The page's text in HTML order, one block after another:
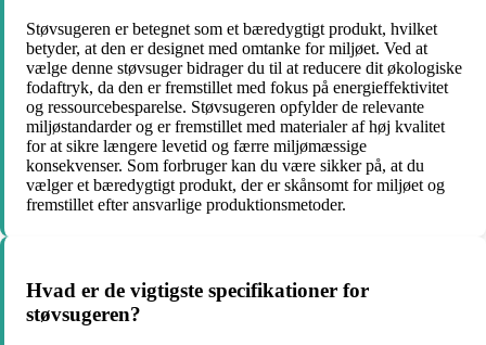
Støvsugeren er betegnet som et bæredygtigt produkt, hvilket
betyder, at den er designet med omtanke for miljøet. Ved at
vælge denne støvsuger bidrager du til at reducere dit økologiske
fodaftryk, da den er fremstillet med fokus på energieffektivitet
og ressourcebesparelse. Støvsugeren opfylder de relevante
miljøstandarder og er fremstillet med materialer af høj kvalitet
for at sikre længere levetid og færre miljømæssige
konsekvenser. Som forbruger kan du være sikker på, at du
vælger et bæredygtigt produkt, der er skånsomt for miljøet og
fremstillet efter ansvarlige produktionsmetoder.
Hvad er de vigtigste specifikationer for
støvsugeren?